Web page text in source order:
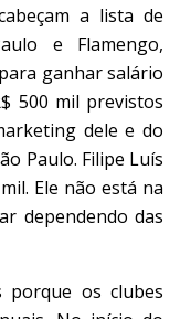
a lista de
e Flamengo,
ganhar salário
500 mil previstos
dele e do
Paulo. Filipe Luís
Ele não está na
dependendo das
porque os clubes